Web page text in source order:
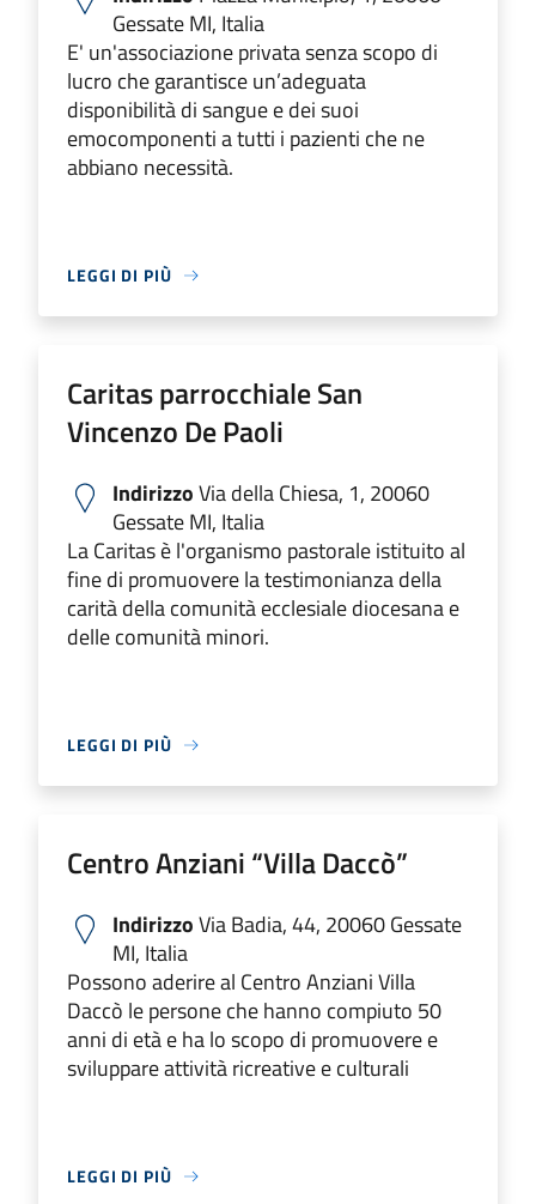
Gessate MI, Italia
E' un'associazione privata senza scopo di
lucro che garantisce un’adeguata
disponibilità di sangue e dei suoi
emocomponenti a tutti i pazienti che ne
abbiano necessità.
LEGGI DI PIÙ
Caritas parrocchiale San
Vincenzo De Paoli
IndirizzoVia della Chiesa, 1, 20060
Gessate MI, Italia
La Caritas è l'organismo pastorale istituito al
fine di promuovere la testimonianza della
carità della comunità ecclesiale diocesana e
delle comunità minori.
LEGGI DI PIÙ
Centro Anziani “Villa Daccò”
IndirizzoVia Badia, 44, 20060 Gessate
MI, Italia
Possono aderire al Centro Anziani Villa
Daccò le persone che hanno compiuto 50
anni di età e ha lo scopo di promuovere e
sviluppare attività ricreative e culturali
LEGGI DI PIÙ